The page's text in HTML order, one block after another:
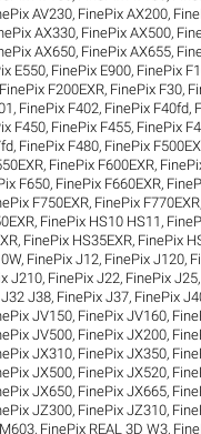
AV230, FinePix AX200,
AX330, FinePix AX500,
AX650, FinePix AX655,
E550, FinePix E900, FinePix
FinePix F200EXR, FinePix F30,
, FinePix F402, FinePix F40fd,
F450, FinePix F455, FinePix
, FinePix F480, FinePix
, FinePix F600EXR,
F650, FinePix F660EXR,
F750EXR, FinePix F770EXR
, FinePix HS10 HS11 ,
, FinePix HS35EXR, FinePix
, FinePix J12, FinePix J120,
J210, FinePix J22, FinePix J25,
J38, FinePix J37, FinePix
JV150, FinePix JV160,
JV500, FinePix JX200,
JX310, FinePix JX350,
JX500, FinePix JX520,
JX650, FinePix JX665,
JZ300, FinePix JZ310,
, FinePix REAL 3D W3,